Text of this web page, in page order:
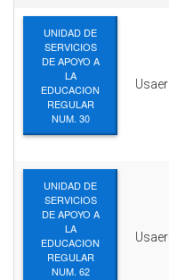
CONTRATA PUBLICIDAD
UNIDAD DE
SERVICIOS
DE APOYO A
LA
EDUCACION
REGULAR
NUM. 30
Usaer
UNIDAD DE
SERVICIOS
DE APOYO A
LA
EDUCACION
REGULAR
NUM. 62
Usaer